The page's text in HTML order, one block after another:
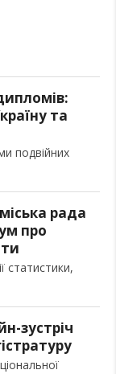
та
подвійних
рада
про
статистики,
зустріч